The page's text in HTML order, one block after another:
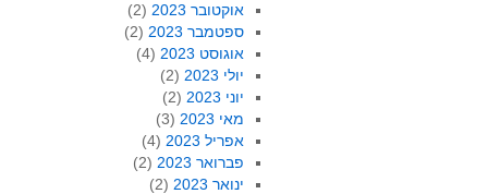
אוקטובר 2023
(2)
ספטמבר 2023
(2)
אוגוסט 2023
(4)
יולי 2023
(2)
יוני 2023
(2)
מאי 2023
(3)
אפריל 2023
(4)
פברואר 2023
(2)
ינואר 2023
(2)